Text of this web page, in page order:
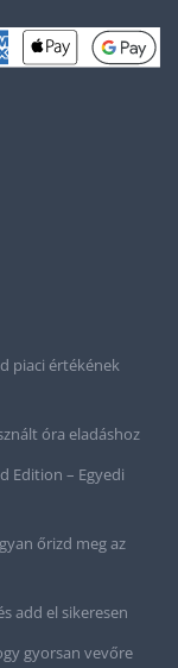
piaci értékének
óra eladáshoz
Edition – Egyedi
őrizd meg az
add el sikeresen
gyorsan vevőre